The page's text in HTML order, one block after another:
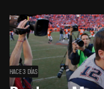
HACE 3 DÍAS